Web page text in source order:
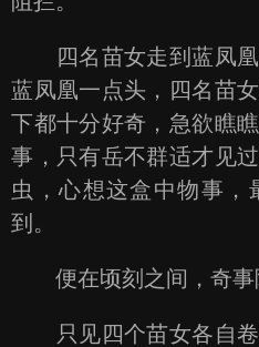
四名苗女走到蓝凤凰
蓝凤凰一点头，四名苗
下都十分好奇，急欲瞧
事，只有岳不群适才见
虫，心想这盒中物事，
到。
便在顷刻之间，奇事
只见四个苗女各自卷